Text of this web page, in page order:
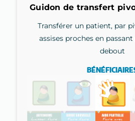
Guidon de transfert
Transférer un patient, par
assises proches en
debout